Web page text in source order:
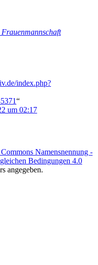
index.php?
“
um 02:17
Namensnennung -
Bedingungen 4.0
angegeben.